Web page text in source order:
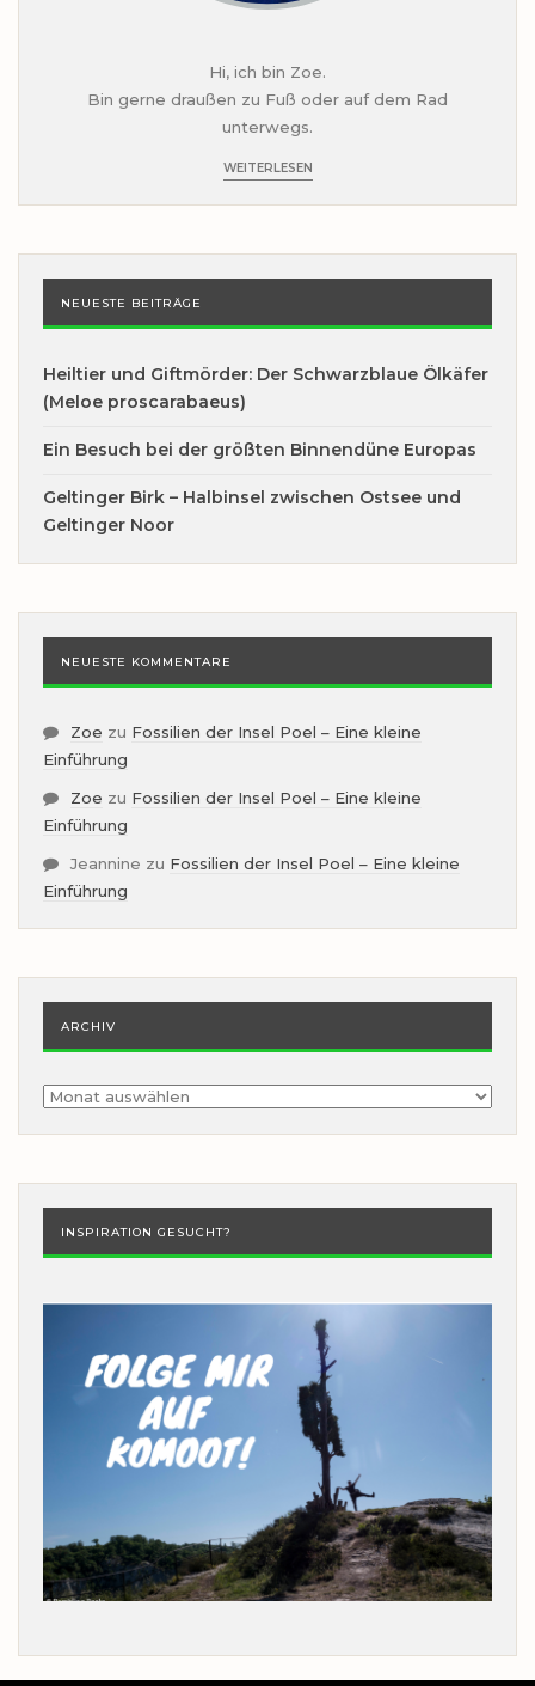
Hi, ich bin Zoe.
Bin gerne draußen zu Fuß oder auf dem Rad
unterwegs.
WEITERLESEN
NEUESTE BEITRÄGE
Heiltier und Giftmörder: Der Schwarzblaue Ölkäfer
(Meloe proscarabaeus)
Ein Besuch bei der größten Binnendüne Europas
Geltinger Birk – Halbinsel zwischen Ostsee und
Geltinger Noor
NEUESTE KOMMENTARE
Zoe zu Fossilien der Insel Poel – Eine kleine
Einführung
Zoe zu Fossilien der Insel Poel – Eine kleine
Einführung
Jeannine zu Fossilien der Insel Poel – Eine kleine
Einführung
ARCHIV
Archiv
INSPIRATION GESUCHT?